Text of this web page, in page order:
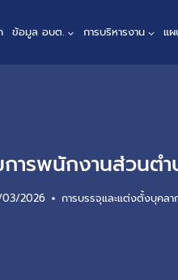
ข้อมูล อบต. การบริหารงาน แ
การพนักงานส่วนต
2026 การบรรจุและแต่งตั้งบุคลา